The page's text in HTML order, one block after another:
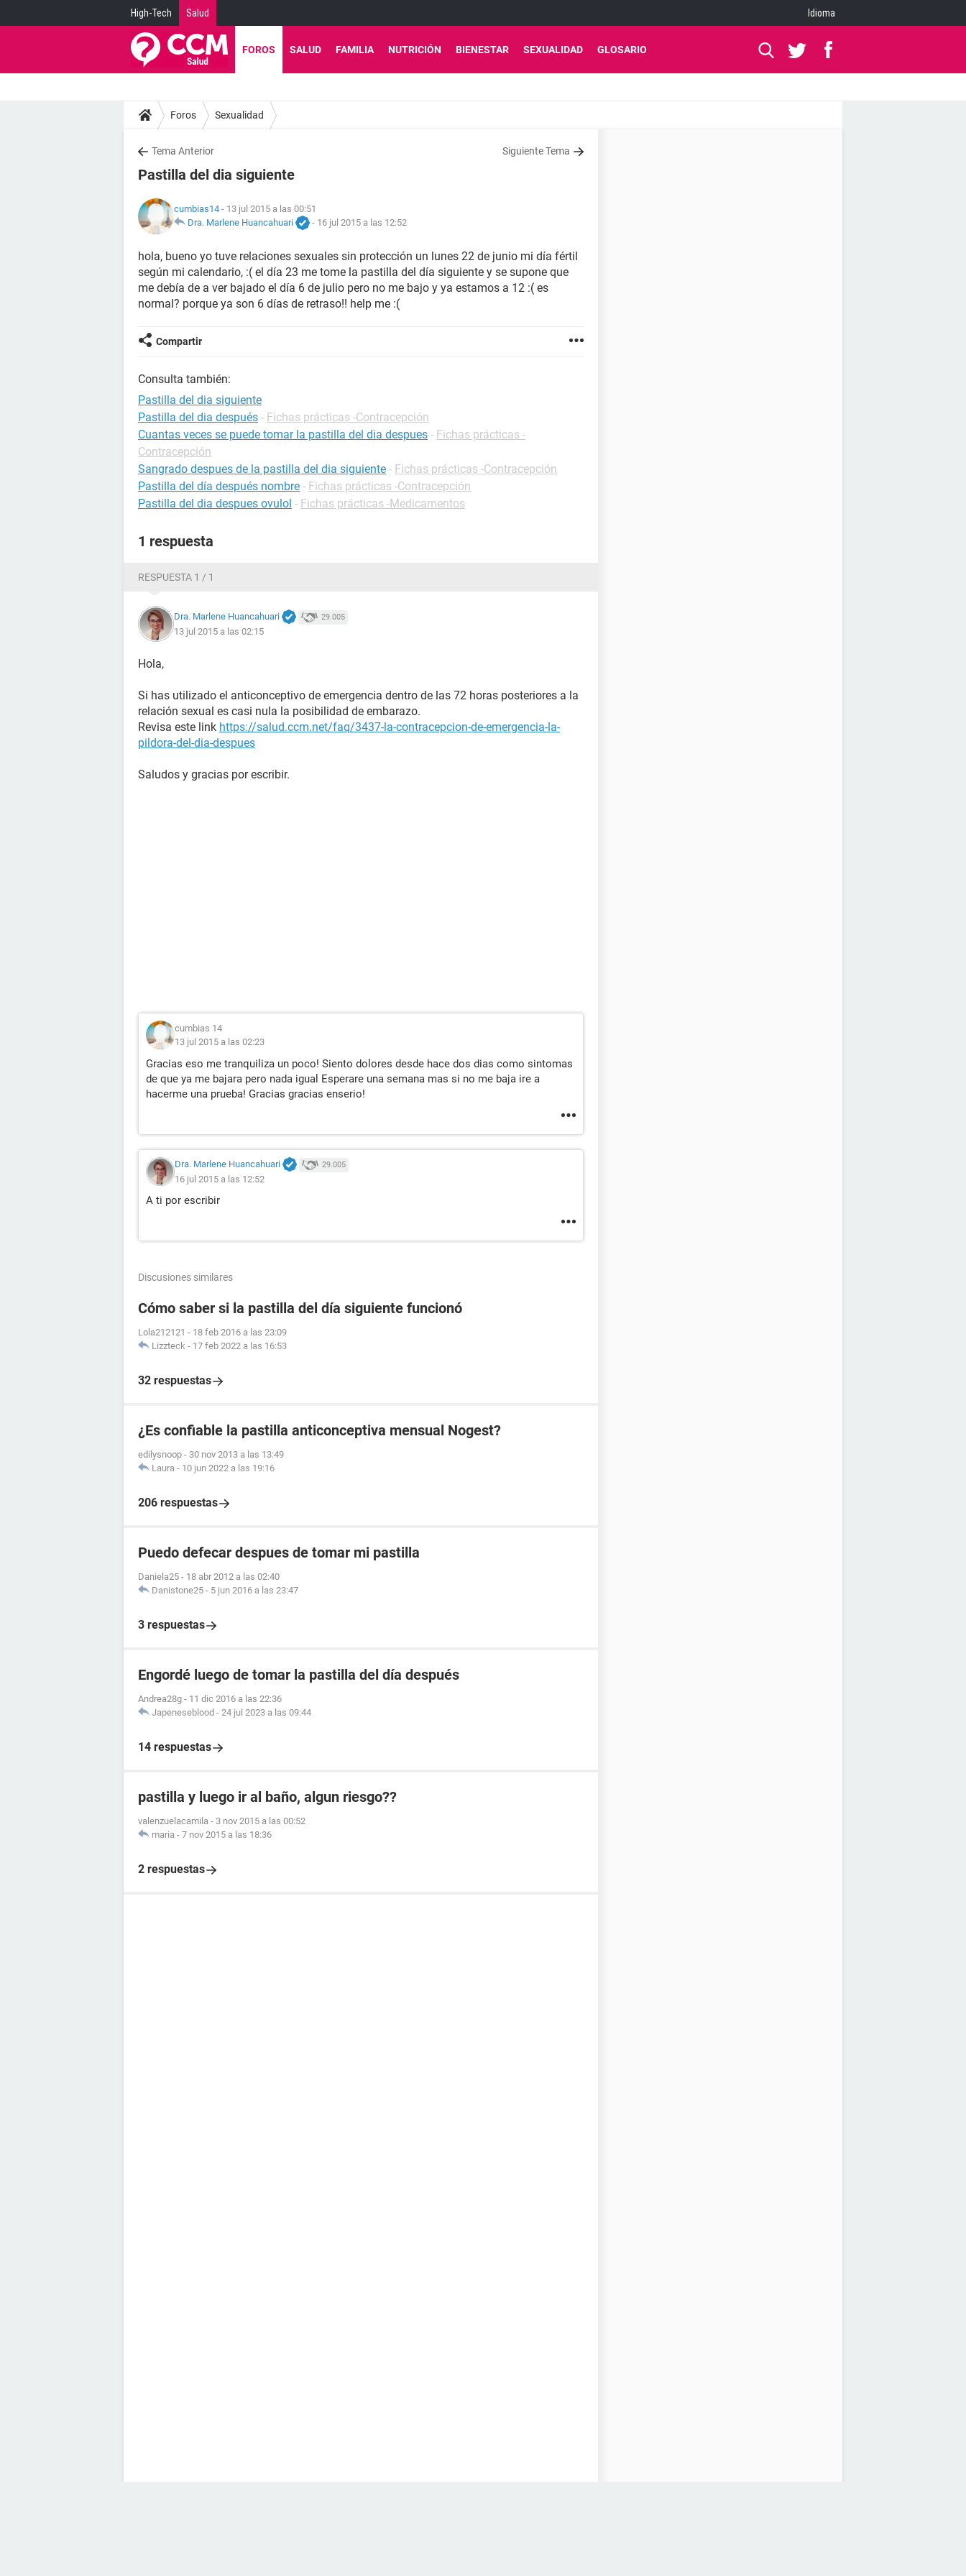
High-Tech Salud Idioma
FOROS SALUD FAMILIA NUTRICIÓN BIENESTAR SEXUALIDAD GLOSARIO
Foros Sexualidad
Tema Anterior Siguiente Tema
Pastilla del dia siguiente
cumbias14 - 13 jul 2015 a las 00:51
Dra. Marlene Huancahuari
- 16 jul 2015 a las 12:52
hola, bueno yo tuve relaciones sexuales sin protección un lunes 22 de junio mi día fértil
según mi calendario, :( el día 23 me tome la pastilla del día siguiente y se supone que
me debía de a ver bajado el día 6 de julio pero no me bajo y ya estamos a 12 :( es
normal? porque ya son 6 días de retraso!! help me :(
Compartir
Consulta también:
Pastilla del dia siguiente
Pastilla del dia después - Fichas prácticas -Contracepción
Cuantas veces se puede tomar la pastilla del dia despues - Fichas prácticas -
Contracepción
Sangrado despues de la pastilla del dia siguiente - Fichas prácticas -Contracepción
Pastilla del día después nombre - Fichas prácticas -Contracepción
Pastilla del dia despues ovulol - Fichas prácticas -Medicamentos
1 respuesta
RESPUESTA 1 / 1
Dra. Marlene Huancahuari 29.005
13 jul 2015 a las 02:15
Hola,
Si has utilizado el anticonceptivo de emergencia dentro de las 72 horas posteriores a la
relación sexual es casi nula la posibilidad de embarazo.
Revisa este link https://salud.ccm.net/faq/3437-la-contracepcion-de-emergencia-la-
pildora-del-dia-despues
Saludos y gracias por escribir.
cumbias 14
13 jul 2015 a las 02:23
Gracias eso me tranquiliza un poco! Siento dolores desde hace dos dias como sintomas
de que ya me bajara pero nada igual Esperare una semana mas si no me baja ire a
hacerme una prueba! Gracias gracias enserio!
Dra. Marlene Huancahuari 29.005
16 jul 2015 a las 12:52
A ti por escribir
Discusiones similares
Cómo saber si la pastilla del día siguiente funcionó
Lola212121 - 18 feb 2016 a las 23:09
Lizzteck - 17 feb 2022 a las 16:53
32 respuestas
¿Es confiable la pastilla anticonceptiva mensual Nogest?
edilysnoop - 30 nov 2013 a las 13:49
Laura - 10 jun 2022 a las 19:16
206 respuestas
Puedo defecar despues de tomar mi pastilla
Daniela25 - 18 abr 2012 a las 02:40
Danistone25 - 5 jun 2016 a las 23:47
3 respuestas
Engordé luego de tomar la pastilla del día después
Andrea28g - 11 dic 2016 a las 22:36
Japeneseblood - 24 jul 2023 a las 09:44
14 respuestas
pastilla y luego ir al baño, algun riesgo??
valenzuelacamila - 3 nov 2015 a las 00:52
maria - 7 nov 2015 a las 18:36
2 respuestas